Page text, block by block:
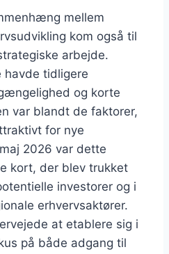
mellem
kom også til
arbejde.
havde tidligere
og korte
var blandt de faktorer,
for nye
2026 var dette
kort, der blev trukket
investorer og i
erhvervsaktører.
at etablere sig i
på både adgang til